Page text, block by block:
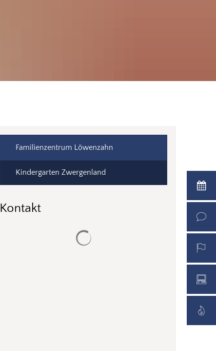
Familienzentrum Löwenzahn
Kindergarten Zwergenland
Kontakt
Suchergebnisse werden geladen